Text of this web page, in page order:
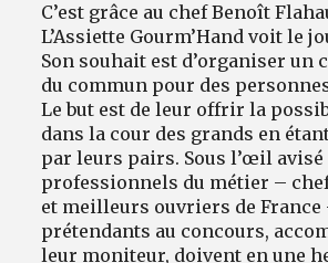
C’est grâce au chef Benoît
L’Assiette Gourm’Hand voit le
Son souhait est d’organiser un
du commun pour des
Le but est de leur offrir la
dans la cour des grands en
par leurs pairs. Sous l’œil avisé
professionnels du métier –
et meilleurs ouvriers de France
prétendants au concours,
leur moniteur, doivent en une